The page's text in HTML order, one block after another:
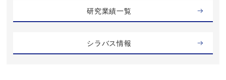
研究業績一覧
シラバス情報